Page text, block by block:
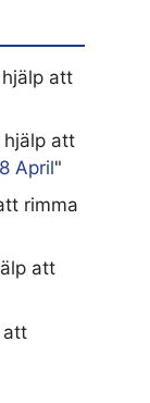
att
att
April"
rimma
att
att